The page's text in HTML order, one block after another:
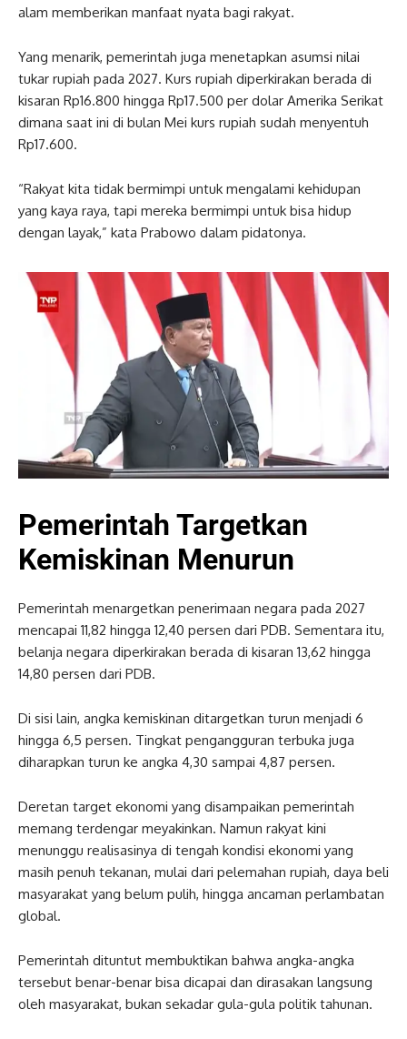
alam memberikan manfaat nyata bagi rakyat.
Yang menarik, pemerintah juga menetapkan asumsi nilai
tukar rupiah pada 2027. Kurs rupiah diperkirakan berada di
kisaran Rp16.800 hingga Rp17.500 per dolar Amerika Serikat
dimana saat ini di bulan Mei kurs rupiah sudah menyentuh
Rp17.600.
“Rakyat kita tidak bermimpi untuk mengalami kehidupan
yang kaya raya, tapi mereka bermimpi untuk bisa hidup
dengan layak,” kata Prabowo dalam pidatonya.
Pemerintah Targetkan
Kemiskinan Menurun
Pemerintah menargetkan penerimaan negara pada 2027
mencapai 11,82 hingga 12,40 persen dari PDB. Sementara itu,
belanja negara diperkirakan berada di kisaran 13,62 hingga
14,80 persen dari PDB.
Di sisi lain, angka kemiskinan ditargetkan turun menjadi 6
hingga 6,5 persen. Tingkat pengangguran terbuka juga
diharapkan turun ke angka 4,30 sampai 4,87 persen.
Deretan target ekonomi yang disampaikan pemerintah
memang terdengar meyakinkan. Namun rakyat kini
menunggu realisasinya di tengah kondisi ekonomi yang
masih penuh tekanan, mulai dari pelemahan rupiah, daya beli
masyarakat yang belum pulih, hingga ancaman perlambatan
global.
Pemerintah dituntut membuktikan bahwa angka-angka
tersebut benar-benar bisa dicapai dan dirasakan langsung
oleh masyarakat, bukan sekadar gula-gula politik tahunan.